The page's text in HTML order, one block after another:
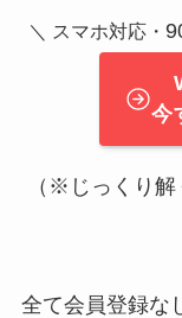
＼ スマホ対応・
今
（※じっくり
全て会員登録な